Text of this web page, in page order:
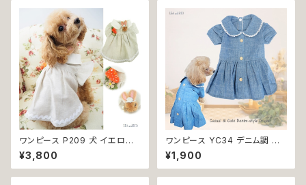
洋服 dog ドッグウェア ドッグウ
エア 女の子 小型犬 おしゃれ か
わいい 可愛い 透け感 コットン
返品交換不可
ッグウェア dog 犬 猫 ペット 服
犬服 猫服 犬の服 猫の服 オシャ
レ 小型犬 返品交換不可
ワンピース P209 犬 イエロー
ナチュラル 猫 ペット 服 犬服 犬
の服 犬洋服 犬の洋服 洋服 猫
服 猫の服 猫洋服 猫の洋服 do
¥3,800
ワンピース YC34 デニム調 紺
レース シンプル 女の子 春 夏
犬 犬服 小型 猫 服 洋服 ペット
dog ドッグウェア おしゃれ かわ
¥1,900